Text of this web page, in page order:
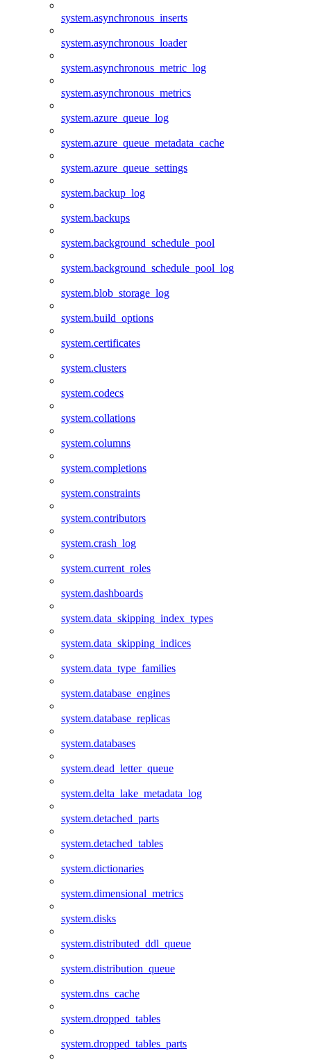
system.asynchronous_inserts
system.asynchronous_loader
system.asynchronous_metric_log
system.asynchronous_metrics
system.azure_queue_log
system.azure_queue_metadata_cache
system.azure_queue_settings
system.backup_log
system.backups
system.background_schedule_pool
system.background_schedule_pool_log
system.blob_storage_log
system.build_options
system.certificates
system.clusters
system.codecs
system.collations
system.columns
system.completions
system.constraints
system.contributors
system.crash_log
system.current_roles
system.dashboards
system.data_skipping_index_types
system.data_skipping_indices
system.data_type_families
system.database_engines
system.database_replicas
system.databases
system.dead_letter_queue
system.delta_lake_metadata_log
system.detached_parts
system.detached_tables
system.dictionaries
system.dimensional_metrics
system.disks
system.distributed_ddl_queue
system.distribution_queue
system.dns_cache
system.dropped_tables
system.dropped_tables_parts